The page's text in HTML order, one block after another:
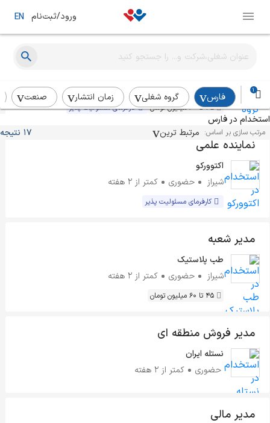
ورود/ثبت‌نام EN
1
فارس گروه شغلی زمان انتشار
صنعت
استخدام در فارس
مرتب سازی بر اساس: مرتبط ترین 17 نتیجه
سرپرست مالی
شیراز
حضوری این هفته
45 تا 60 میلیون تومان کارفرمای مسئولیت پذیر
نماینده علمی
اکتوورکو
شیراز
حضوری کمتر از ۲ هفته
کارفرمای مسئولیت پذیر
مدیر شعبه
طب پلاستیک
شیراز
حضوری کمتر از ۲ هفته
45 تا 60 میلیون تومان
مدیر فروش منطقه ای
نستله ایران
حضوری
کمتر از ۲ هفته
مدیر مالی